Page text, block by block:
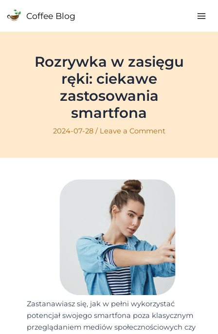
Coffee Blog
Rozrywka w zasięgu
ręki: ciekawe
zastosowania
smartfona
2024-07-28 / Leave a Comment
Zastanawiasz się, jak w pełni wykorzystać
potencjał swojego smartfona poza klasycznym
przeglądaniem mediów społecznościowych czy